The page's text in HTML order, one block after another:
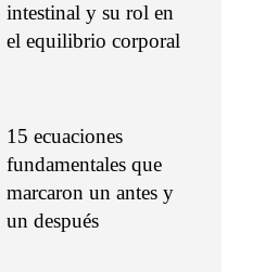
intestinal y su rol en
el equilibrio corporal
15 ecuaciones
fundamentales que
marcaron un antes y
un después